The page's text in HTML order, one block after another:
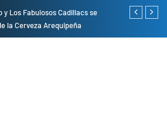
Los Fabulosos Cadillacs se
la Cerveza Arequipeña
Empresas